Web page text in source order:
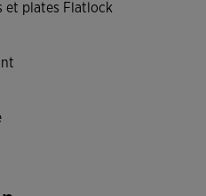
varier légèrement selon la
et plates Flatlock